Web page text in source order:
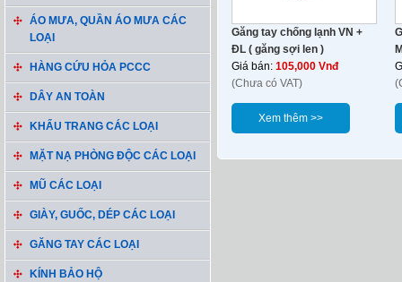
ÁO MƯA, QUẦN ÁO MƯA CÁC
LOẠI
HÀNG CỨU HỎA PCCC
DÂY AN TOÀN
KHẨU TRANG CÁC LOẠI
MẶT NẠ PHÒNG ĐỘC CÁC LOẠI
MŨ CÁC LOẠI
GIÀY, GUỐC, DÉP CÁC LOẠI
GĂNG TAY CÁC LOẠI
KÍNH BẢO HỘ
Găng tay chống lạnh VN +
ĐL ( găng sợi len )
Giá bán: 105,000 Vnđ
(Chưa có VAT)
Xem thêm >>